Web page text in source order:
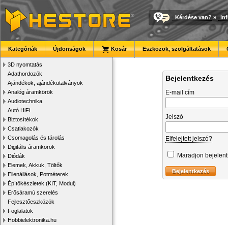
Kérdése van? »
Kategóriák Újdonságok Kosár Eszközök, szolgáltatások
3D nyomtatás
Adathordozók
Ajándékok, ajándékutalványok
Analóg áramkörök
Audiotechnika
Autó HiFi
Biztosítékok
Csatlakozók
Csomagolás és tárolás
Digitális áramkörök
Diódák
Elemek, Akkuk, Töltők
Ellenállások, Potméterek
Építőkészletek (KIT, Modul)
Erősáramú szerelés
Fejlesztőeszközök
Foglalatok
Hobbielektronika.hu
Bejelentkezés
E-mail cím
Jelszó
Elfelejtett jelszó?
Maradjon